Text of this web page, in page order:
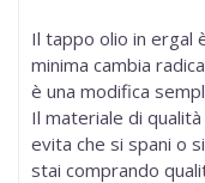
Il tappo olio in ergal
minima cambia
è una modifica
Il materiale di
evita che si spani o
stai comprando